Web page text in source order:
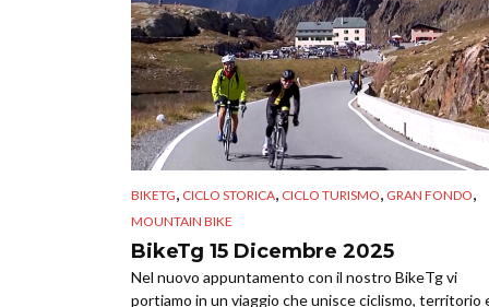
BIKETG CICLO STORICA CICLO TURISMO GRAN FONDO
MOUNTAIN BIKE
BikeTg 15 Dicembre 2025
Nel nuovo appuntamento con il nostro BikeTg vi
portiamo in un viaggio che unisce ciclismo, territorio